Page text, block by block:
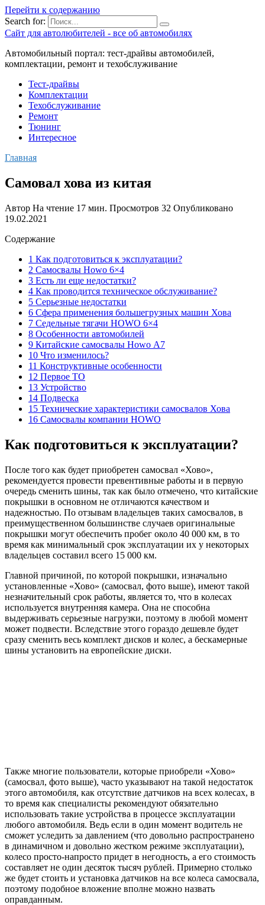
Перейти к содержанию
Search for:
Сайт для автолюбителей - все об автомобилях
Автомобильный портал: тест-драйвы автомобилей,
комплектации, ремонт и техобслуживание
Тест-драйвы
Комплектации
Техобслуживание
Ремонт
Тюнинг
Интересное
Главная
Самовал хова из китая
Автор На чтение 17 мин. Просмотров 32 Опубликовано
19.02.2021
Содержание
1 Как подготовиться к эксплуатации?
2 Самосвалы Howo 6×4
3 Есть ли еще недостатки?
4 Как проводится техническое обслуживание?
5 Серьезные недостатки
6 Сфера применения большегрузных машин Хова
7 Седельные тягачи HOWO 6×4
8 Особенности автомобилей
9 Китайские самосвалы Howo А7
10 Что изменилось?
11 Конструктивные особенности
12 Первое ТО
13 Устройство
14 Подвеска
15 Технические характеристики самосвалов Хова
16 Самосвалы компании HOWO
Как подготовиться к эксплуатации?
После того как будет приобретен самосвал «Хово»,
рекомендуется провести превентивные работы и в первую
очередь сменить шины, так как было отмечено, что китайские
покрышки в основном не отличаются качеством и
надежностью. По отзывам владельцев таких самосвалов, в
преимущественном большинстве случаев оригинальные
покрышки могут обеспечить пробег около 40 000 км, в то
время как минимальный срок эксплуатации их у некоторых
владельцев составил всего 15 000 км.
Главной причиной, по которой покрышки, изначально
установленные «Хово» (самосвал, фото выше), имеют такой
незначительный срок работы, является то, что в колесах
используется внутренняя камера. Она не способна
выдерживать серьезные нагрузки, поэтому в любой момент
может подвести. Вследствие этого гораздо дешевле будет
сразу сменить весь комплект дисков и колес, а бескамерные
шины установить на европейские диски.
Также многие пользователи, которые приобрели «Хово»
(самосвал, фото выше), часто указывают на такой недостаток
этого автомобиля, как отсутствие датчиков на всех колесах, в
то время как специалисты рекомендуют обязательно
использовать такие устройства в процессе эксплуатации
любого автомобиля. Ведь если в один момент водитель не
сможет уследить за давлением (что довольно распространено
в динамичном и довольно жестком режиме эксплуатации),
колесо просто-напросто придет в негодность, а его стоимость
составляет не один десяток тысяч рублей. Примерно столько
же будет стоить и установка датчиков на все колеса самосвала,
поэтому подобное вложение вполне можно назвать
оправданным.